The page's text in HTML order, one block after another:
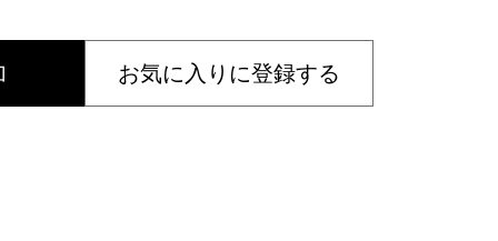
お気に入りに登録する